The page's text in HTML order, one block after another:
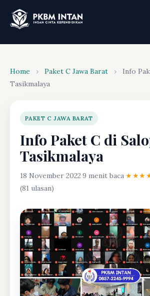
Home › Paket C Jawa Barat ›
Info
Tasikmalaya
PAKET C JAWA BARAT
Info Paket C di
Tasikmalaya
18 November 2022·9 menit baca·
(81 ulasan)